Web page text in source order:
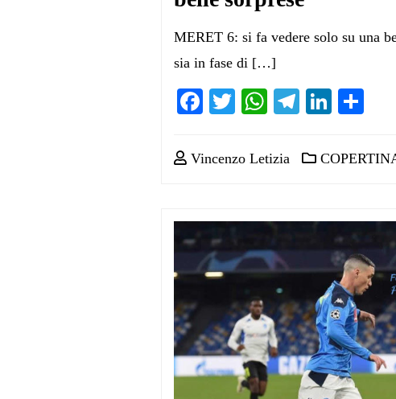
MERET 6: si fa vedere solo su una
sia in fase di […]
Facebook
TwitterWhatsApp
Telegram
Vincenzo Letizia